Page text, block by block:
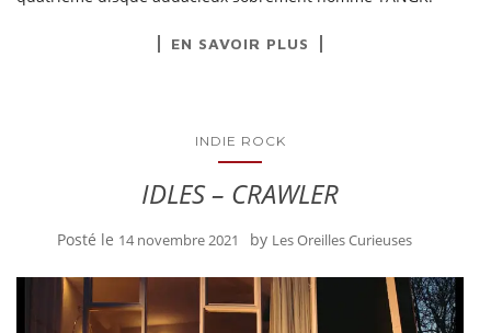
EN SAVOIR PLUS
INDIE ROCK
IDLES – CRAWLER
Posté le 14 novembre 2021 by Les Oreilles Curieuses